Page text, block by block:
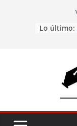
Lo último: